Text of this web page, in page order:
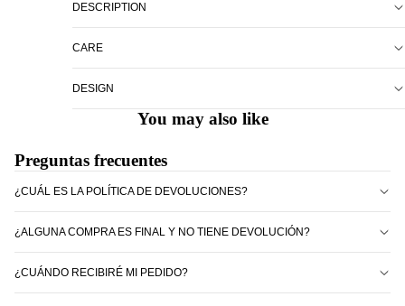
DESCRIPTION
CARE
DESIGN
You may also like
Preguntas frecuentes
¿CUÁL ES LA POLÍTICA DE DEVOLUCIONES?
¿ALGUNA COMPRA ES FINAL Y NO TIENE DEVOLUCIÓN?
¿CUÁNDO RECIBIRÉ MI PEDIDO?